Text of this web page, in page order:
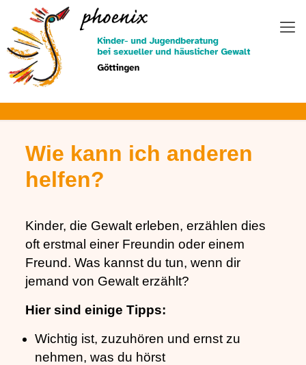
Inhalt
springen
Wie kann ich anderen
helfen?
Kinder, die Gewalt erleben, erzählen dies
oft erstmal einer Freundin oder einem
Freund. Was kannst du tun, wenn dir
jemand von Gewalt erzählt?
Hier sind einige Tipps:
Wichtig ist, zuzuhören und ernst zu
nehmen, was du hörst